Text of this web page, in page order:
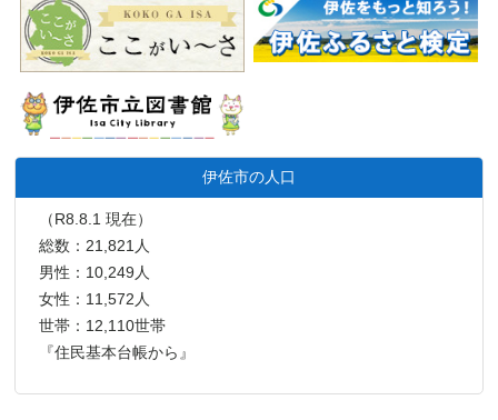
伊佐市の人口
（R8.8.1 現在）
総数：21,821人
男性：10,249人
女性：11,572人
世帯：12,110世帯
『住民基本台帳から』